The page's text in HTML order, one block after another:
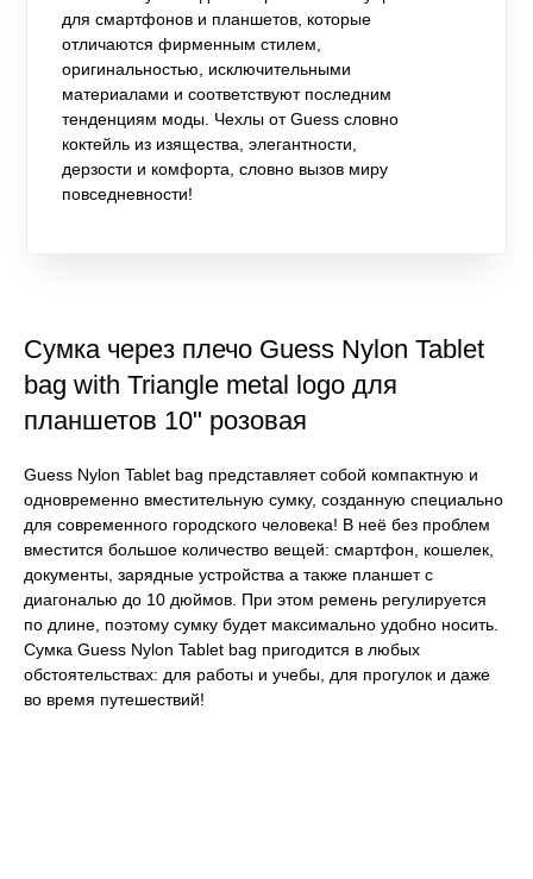
для смартфонов и планшетов, которые
отличаются фирменным стилем,
оригинальностью, исключительными
материалами и соответствуют последним
тенденциям моды. Чехлы от Guess словно
коктейль из изящества, элегантности,
дерзости и комфорта, словно вызов миру
повседневности!
Сумка через плечо Guess Nylon Tablet
bag with Triangle metal logo для
планшетов 10" розовая
Guess Nylon Tablet bag представляет собой компактную и
одновременно вместительную сумку, созданную специально
для современного городского человека! В неё без проблем
вместится большое количество вещей: смартфон, кошелек,
документы, зарядные устройства а также планшет с
диагональю до 10 дюймов. При этом ремень регулируется
по длине, поэтому сумку будет максимально удобно носить.
Сумка Guess Nylon Tablet bag пригодится в любых
обстоятельствах: для работы и учебы, для прогулок и даже
во время путешествий!